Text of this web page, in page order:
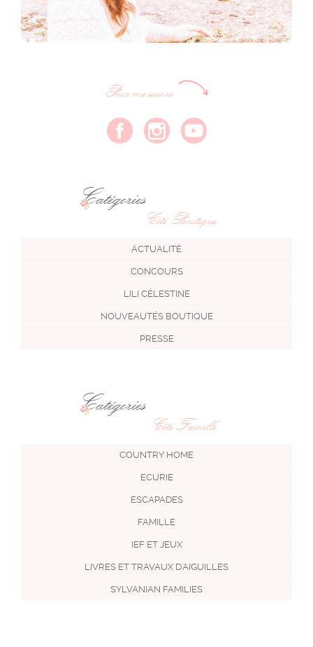
Pour me suivre
Catégories
Côté Boutique
ACTUALITÉ
CONCOURS
LILI CÉLESTINE
NOUVEAUTÉS BOUTIQUE
PRESSE
Catégories
Côté Famille
COUNTRY HOME
ECURIE
ESCAPADES
FAMILLE
IEF ET JEUX
LIVRES ET TRAVAUX D'AIGUILLES
SYLVANIAN FAMILIES